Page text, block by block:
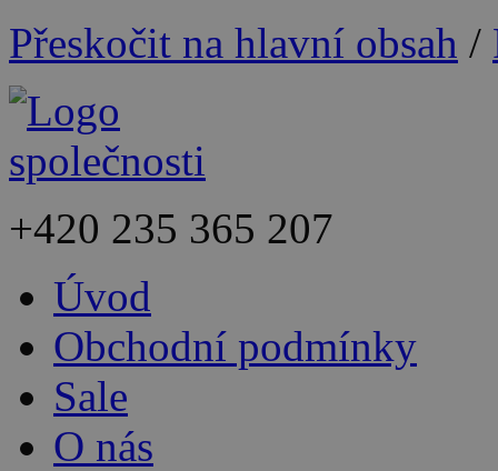
Přeskočit na hlavní obsah /
+420 235 365 207
Úvod
Obchodní podmínky
Sale
O nás